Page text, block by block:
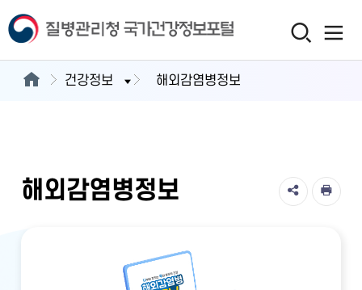
건강정보 해외감염병정보
해외감염병정보